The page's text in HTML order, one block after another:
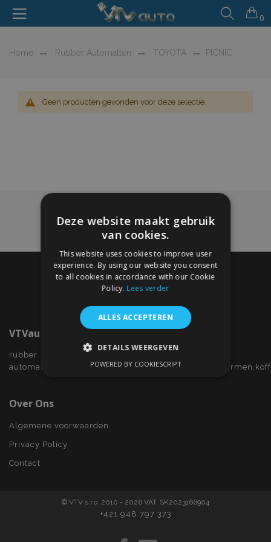
0
Home Rubber Automatten TOYOTA PICNIC
Geen producten gevonden voor deze selectie.
VTVauto.nl
rubber
Over Ons
Algemene voorwaarden
Privacy Policy
Contact
© VTV s.r.o. 2010 - 2026 VAT: SK2023166904
+421 948 797 373
Deze website maakt gebruik
van cookies.
This website uses cookies to improve user
experience. By using our website you consent
to all cookies in accordance with our Cookie
Policy. Lees verder
ALLES ACCEPTEREN
DETAILS WEERGEVEN
Strictly necessary cookies allow core website
POWERED BY COOKIESCRIPT